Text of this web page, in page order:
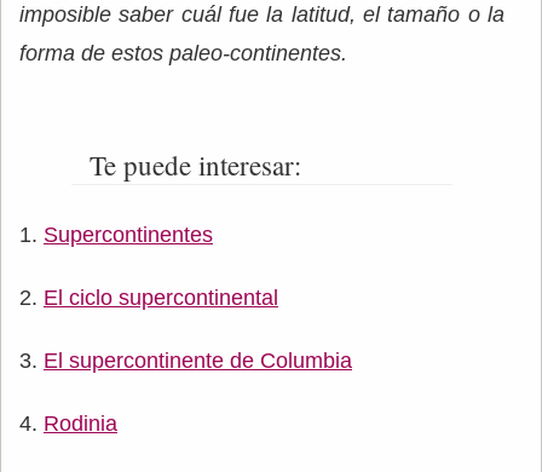
imposible saber cuál fue la latitud, el tamaño o la
forma de estos paleo-continentes.
Te puede interesar:
Supercontinentes
El ciclo supercontinental
El supercontinente de Columbia
Rodinia